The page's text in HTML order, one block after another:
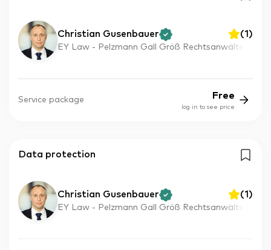
Christian Gusenbauer (1)
EY Law - Pelzmann Gall Größ Rechtsanwälte
Service package Free
log in to see price
Data protection
Christian Gusenbauer (1)
EY Law - Pelzmann Gall Größ Rechtsanwälte